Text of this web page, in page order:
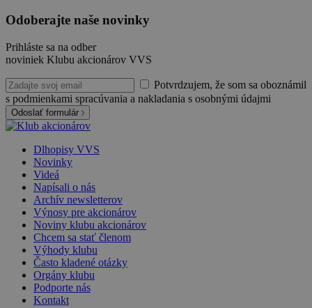
Odoberajte naše novinky
Prihláste sa na odber
noviniek Klubu akcionárov VVS
Potvrdzujem, že som sa oboznámil
s podmienkami spracúvania a nakladania s osobnými údajmi
Odoslať formulár
Dlhopisy VVS
Novinky
Videá
Napísali o nás
Archív newsletterov
Výnosy pre akcionárov
Noviny klubu akcionárov
Chcem sa stať členom
Výhody klubu
Často kladené otázky
Orgány klubu
Podporte nás
Kontakt